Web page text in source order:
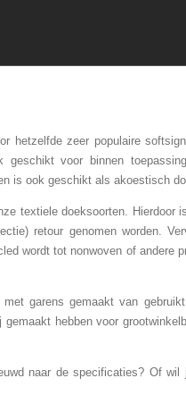
hetzelfde zeer populaire
voor binnen
is ook geschikt als akoestisch
textiele doeksoorten. Hierdoor
retour genomen worden.
wordt tot nonwoven of andere
garens gemaakt van
hebben voor
naar de specificaties? Of